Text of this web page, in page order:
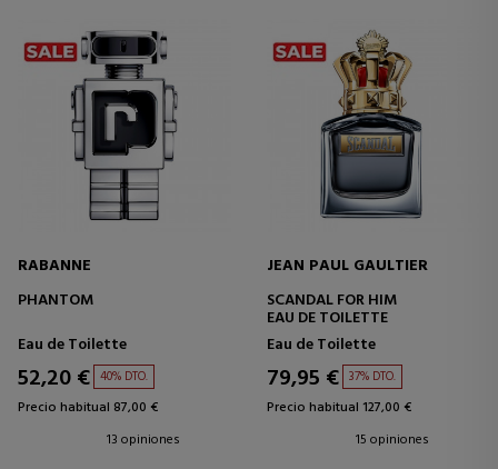
RABANNE
PHANTOM
Eau de Toilette
52,20 € 40% DTO.
Precio habitual 87,00 €
13 opiniones
JEAN PAUL GAULTIER
SCANDAL FOR HIM
EAU DE TOILETTE
Eau de Toilette
79,95 € 37% DTO.
Precio habitual 127,00 €
15 opiniones